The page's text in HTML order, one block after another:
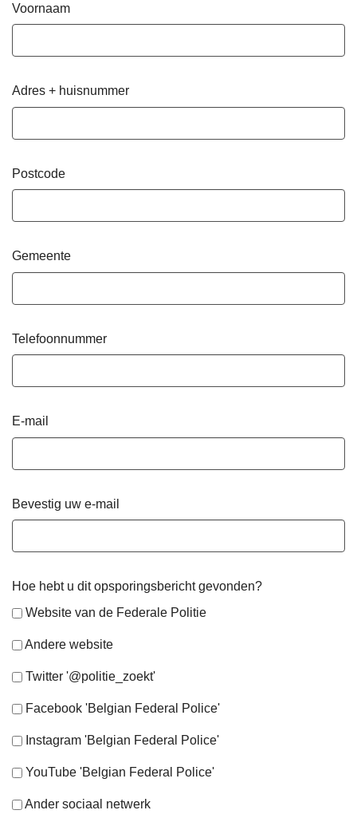
Voornaam
Adres + huisnummer
Postcode
Gemeente
Telefoonnummer
E-mail
Bevestig uw e-mail
Hoe hebt u dit opsporingsbericht gevonden?
Website van de Federale Politie
Andere website
Twitter '@politie_zoekt'
Facebook 'Belgian Federal Police'
Instagram 'Belgian Federal Police'
YouTube 'Belgian Federal Police'
Ander sociaal netwerk